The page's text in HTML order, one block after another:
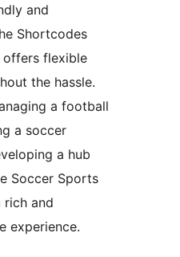
and
Shortcodes
flexible
the hassle.
a football
a soccer
a hub
Soccer Sports
rich and
experience.